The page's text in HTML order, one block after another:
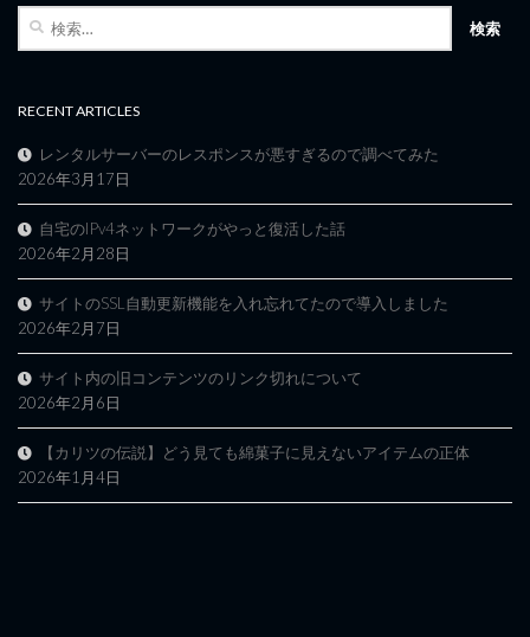
検
RECENT ARTICLES
レンタルサーバーのレスポンスが悪すぎるので調べてみた
2026年3月17日
自宅のIPv4ネットワークがやっと復活した話
2026年2月28日
サイトのSSL自動更新機能を入れ忘れてたので導入しました
2026年2月7日
サイト内の旧コンテンツのリンク切れについて
2026年2月6日
【カリツの伝説】どう見ても綿菓子に見えないアイテムの正体
2026年1月4日